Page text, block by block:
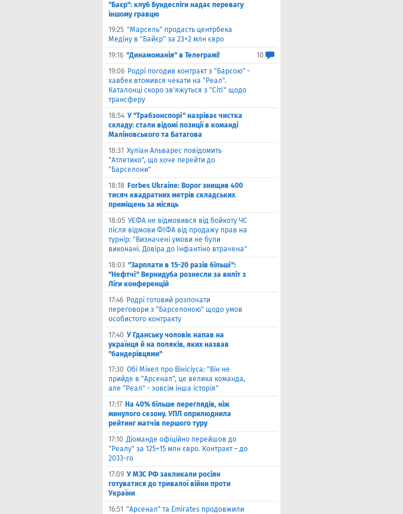
"Баєр": клуб Бундесліги надає перевагу
іншому гравцю
19:25 "Марсель" продасть центрбека
Медіну в "Байєр" за 23+2 млн євро
19:16 "Динамоманія" в Телеграмі!
10
19:06 Родрі погодив контракт з "Барсою" -
хавбек втомився чекати на "Реал".
Каталонці скоро зв'яжуться з "Сіті" щодо
трансферу
18:54 У "Трабзонспорі" назріває чистка
складу: стали відомі позиції в команді
Малiновського та Батагова
18:31 Хуліан Альварес повідомить
"Атлетико", що хоче перейти до
"Барселони"
18:18 Forbes Ukraine: Ворог знищив 400
тисяч квадратних метрів складських
приміщень за місяць
18:05 УЄФА не відмовився від бойкоту ЧС
після відмови ФІФА від продажу прав на
турнір: "Визначені умови не були
виконані. Довіра до Інфантіно втрачена"
18:03 "Зарплати в 15-20 разів більші":
"Нефтчі" Вернидуба рознесли за виліт з
Ліги конференцій
17:46 Родрі готовий розпочати
переговори з "Барселоною" щодо умов
особистого контракту
17:40 У Гданську чоловік напав на
українця й на поляків, яких назвав
"бандерівцями"
17:30 Обі Мікел про Вінісіуса: "Він не
прийде в "Арсенал", це велика команда,
але "Реал" - зовсім інша історія"
17:17 На 40% більше переглядів, ніж
минулого сезону. УПЛ оприлюднила
рейтинг матчів першого туру
17:10 Діоманде офіційно перейшов до
"Реалу" за 125+15 млн євро. Контракт – до
2033-го
17:09 У МЗС РФ закликали росіян
готуватися до тривалої війни проти
України
16:51 "Арсенал" та Emirates продовжили